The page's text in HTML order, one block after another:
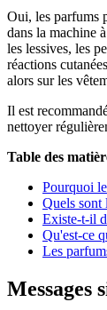
Oui, les parfums
dans la machine
les lessives, les
réactions
alors sur les
Il est
nettoyer
Table des
Pourquoi
Quels sont
Existe-t-il
Qu'est-ce
Les
Messages